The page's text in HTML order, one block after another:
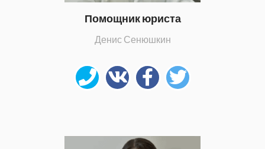
Помощник юриста
Денис Сенюшкин